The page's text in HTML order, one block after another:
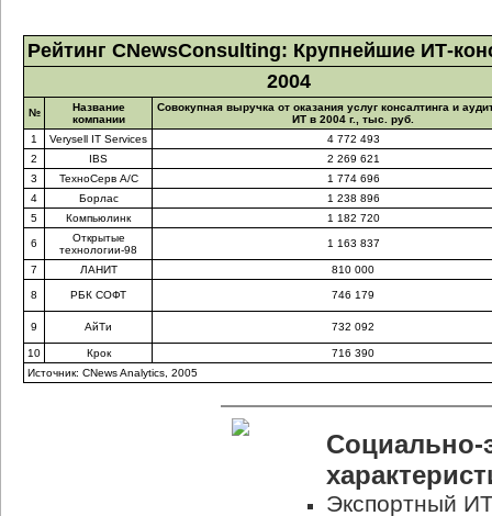
Рейтинг CNewsConsulting: Крупнейшие ИТ-
2004
№
Название
компании
Совокупная выручка от оказания услуг консалтинга и
ИТ в 2004 г., тыс. руб.
1
Verysell IT Services
4 772 493
2
IBS
2 269 621
3
ТехноСерв А/С
1 774 696
4
Борлас
1 238 896
5
Компьюлинк 1 182 720
6
Открытые
технологии-98
1 163 837
7 ЛАНИТ 810 000
8 РБК СОФТ 746 179
9 АйТи 732 092
10 Крок
716 390
Источник: CNews Analytics, 2005
Социально-
Экспортный